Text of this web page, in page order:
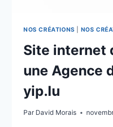
NOS CRÉATIONS NOS
Site internet
une Agence
yip.lu
Par David Morais